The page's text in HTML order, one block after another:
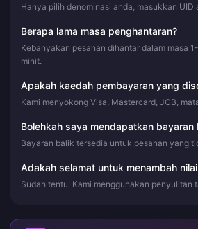
Hanya pilih denominasi anda, masukkan
Berapa lama masa penghantaran?
Kebanyakan pesanan dihantar dalam masa
minit.
Apakah kaedah pembayaran yang
Kami menyokong Visa, Mastercard, JCB,
Bolehkah saya mendapatkan bayaran
Bayaran balik tersedia untuk pesanan yang
Adakah selamat untuk menambah
Sudah tentu. Kami menggunakan